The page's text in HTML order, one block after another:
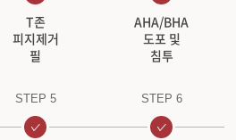
T존
피지제거
필
AHA/BHA
도포 및
침투
STEP 5 STEP 6